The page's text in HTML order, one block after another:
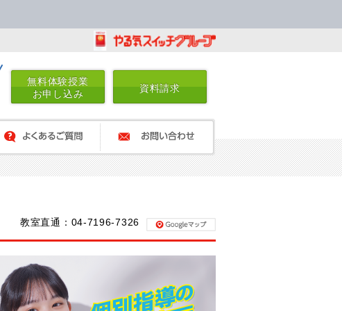
無料体験授業
お申し込み
資料請求
よくあるご質問 お問い合わせ
教室直通：04-7196-7326